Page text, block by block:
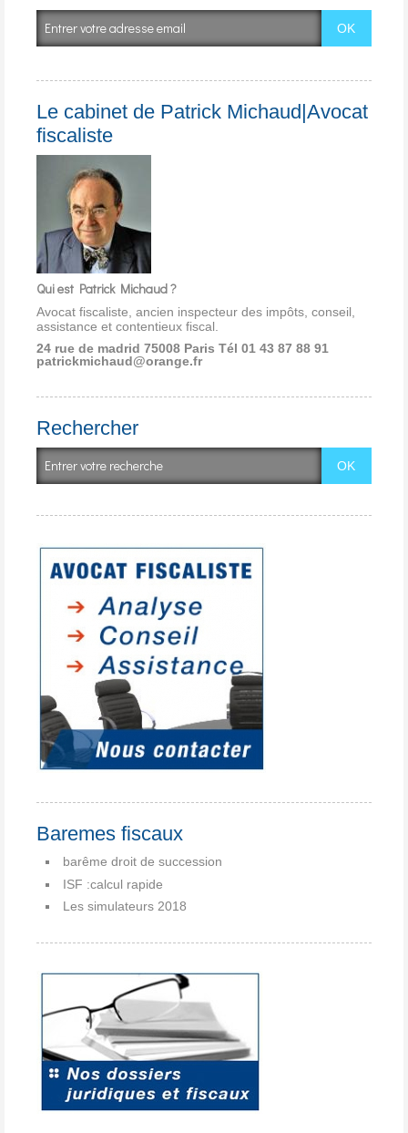
Le cabinet de Patrick Michaud|Avocat
fiscaliste
Qui est Patrick Michaud ?
Avocat fiscaliste, ancien inspecteur des impôts, conseil,
assistance et contentieux fiscal.
24 rue de madrid 75008 Paris Tél 01 43 87 88 91
patrickmichaud@orange.fr
Rechercher
Baremes fiscaux
barême droit de succession
ISF :calcul rapide
Les simulateurs 2018